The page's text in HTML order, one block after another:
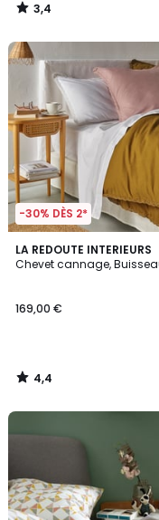
3,4
/
-30% DÈS 2*
LA REDOUTE INTERIEURS
Chevet cannage,
169,00 €
4,4
/ 5
4,4
/